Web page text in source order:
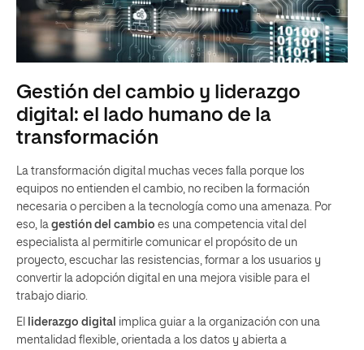
Gestión del cambio y liderazgo
digital: el lado humano de la
transformación
La transformación digital muchas veces falla porque los
equipos no entienden el cambio, no reciben la formación
necesaria o perciben a la tecnología como una amenaza. Por
eso, la gestión del cambio es una competencia vital del
especialista al permitirle comunicar el propósito de un
proyecto, escuchar las resistencias, formar a los usuarios y
convertir la adopción digital en una mejora visible para el
trabajo diario.
El liderazgo digital implica guiar a la organización con una
mentalidad flexible, orientada a los datos y abierta a